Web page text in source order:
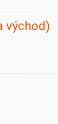
východ)